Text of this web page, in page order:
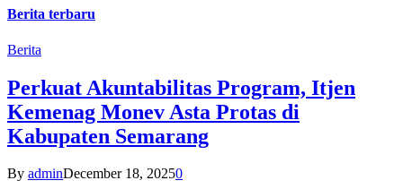
Berita terbaru
Berita
Perkuat Akuntabilitas Program, Itjen
Kemenag Monev Asta Protas di
Kabupaten Semarang
By adminDecember 18, 20250